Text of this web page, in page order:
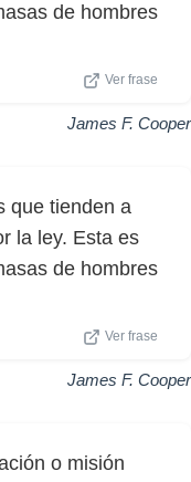
de hombres
Ver frase
James F. Cooper
que tienden a
la ley. Esta es
de hombres
Ver frase
James F. Cooper
o misión